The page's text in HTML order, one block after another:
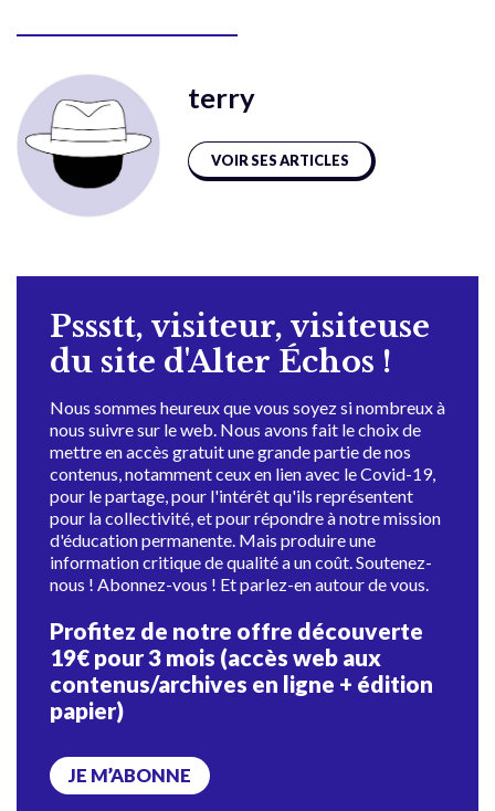
terry
VOIR SES ARTICLES
Pssstt, visiteur, visiteuse
du site d'Alter Échos !
Nous sommes heureux que vous soyez si nombreux à
nous suivre sur le web. Nous avons fait le choix de
mettre en accès gratuit une grande partie de nos
contenus, notamment ceux en lien avec le Covid-19,
pour le partage, pour l'intérêt qu'ils représentent
pour la collectivité, et pour répondre à notre mission
d'éducation permanente. Mais produire une
information critique de qualité a un coût. Soutenez-
nous ! Abonnez-vous ! Et parlez-en autour de vous.
Profitez de notre offre découverte
19€ pour 3 mois (accès web aux
contenus/archives en ligne + édition
papier)
JE M’ABONNE